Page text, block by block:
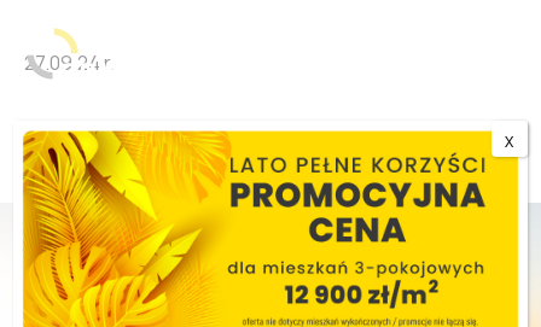
27.09.24 r.
This is single.php X